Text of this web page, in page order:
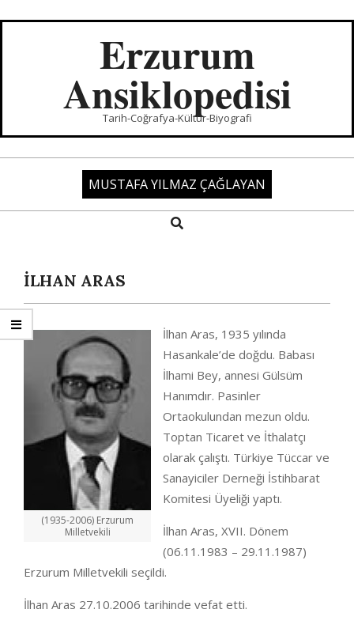
Erzurum
Ansiklopedisi
Tarih-Coğrafya-Kültür-Biyografi
MUSTAFA YILMAZ ÇAĞLAYAN
Search
İLHAN ARAS
(1935-2006) Erzurum
Milletvekili
İlhan Aras, 1935 yılında
Hasankale’de doğdu. Babası
İlhami Bey, annesi Gülsüm
Hanımdır. Pasinler
Ortaokulundan mezun oldu.
Toptan Ticaret ve İthalatçı
olarak çalıştı. Türkiye Tüccar ve
Sanayiciler Derneği İstihbarat
Komitesi Üyeliği yaptı.
İlhan Aras, XVII. Dönem
(06.11.1983 – 29.11.1987)
Erzurum Milletvekili seçildi.
İlhan Aras 27.10.2006 tarihinde vefat etti.